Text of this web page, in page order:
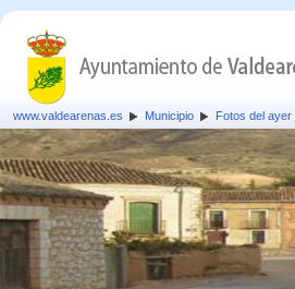
www.valdearenas.es Municipio Fotos del ayer